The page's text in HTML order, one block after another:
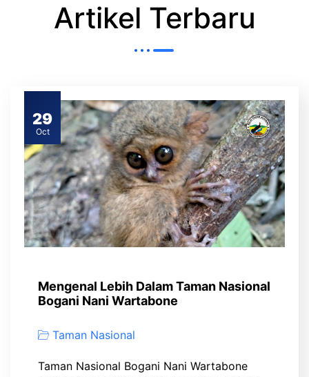
Artikel Terbaru
29
Oct
Mengenal Lebih Dalam Taman Nasional
Bogani Nani Wartabone
Taman Nasional
Taman Nasional Bogani Nani Wartabone